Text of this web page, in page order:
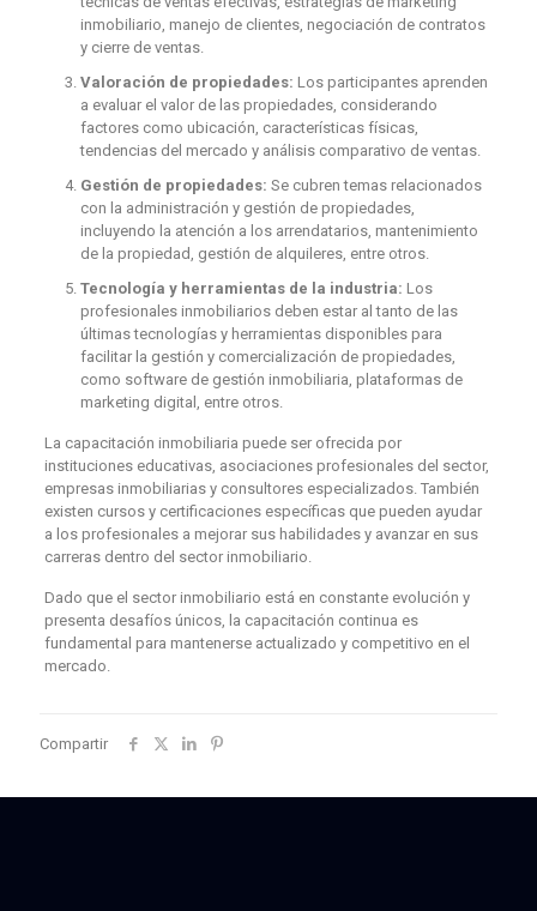
inmobiliario, manejo de clientes, negociación de contratos
y cierre de ventas.
Valoración de propiedades: Los participantes aprenden
a evaluar el valor de las propiedades, considerando
factores como ubicación, características físicas,
tendencias del mercado y análisis comparativo de ventas.
Gestión de propiedades: Se cubren temas relacionados
con la administración y gestión de propiedades,
incluyendo la atención a los arrendatarios, mantenimiento
de la propiedad, gestión de alquileres, entre otros.
Tecnología y herramientas de la industria: Los
profesionales inmobiliarios deben estar al tanto de las
últimas tecnologías y herramientas disponibles para
facilitar la gestión y comercialización de propiedades,
como software de gestión inmobiliaria, plataformas de
marketing digital, entre otros.
La capacitación inmobiliaria puede ser ofrecida por
instituciones educativas, asociaciones profesionales del sector,
empresas inmobiliarias y consultores especializados. También
existen cursos y certificaciones específicas que pueden ayudar
a los profesionales a mejorar sus habilidades y avanzar en sus
carreras dentro del sector inmobiliario.
Dado que el sector inmobiliario está en constante evolución y
presenta desafíos únicos, la capacitación continua es
fundamental para mantenerse actualizado y competitivo en el
mercado.
Compartir